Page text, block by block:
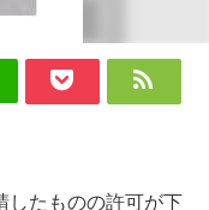
したものの許可が下